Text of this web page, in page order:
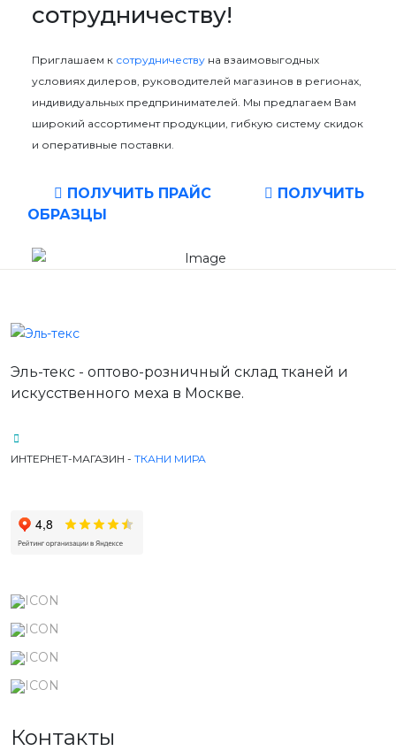
сотрудничеству!
Приглашаем к сотрудничеству на взаимовыгодных
условиях дилеров, руководителей магазинов в регионах,
индивидуальных предпринимателей. Мы предлагаем Вам
широкий ассортимент продукции, гибкую систему скидок
и оперативные поставки.
ПОЛУЧИТЬ ПРАЙС
ПОЛУЧИТЬ
ОБРАЗЦЫ
Эль-текс - оптово-розничный склад тканей и
искусственного меха в Москве.
ИНТЕРНЕТ-МАГАЗИН - ТКАНИ МИРА
Контакты